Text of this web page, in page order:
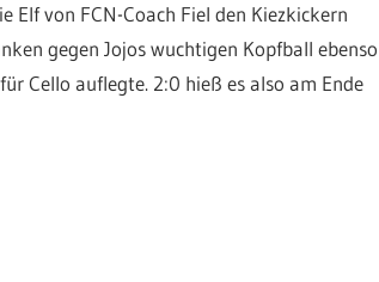
Elf von FCN-Coach Fiel den Kiezkickern
gegen Jojos wuchtigen Kopfball ebenso
Cello auflegte. 2:0 hieß es also am Ende